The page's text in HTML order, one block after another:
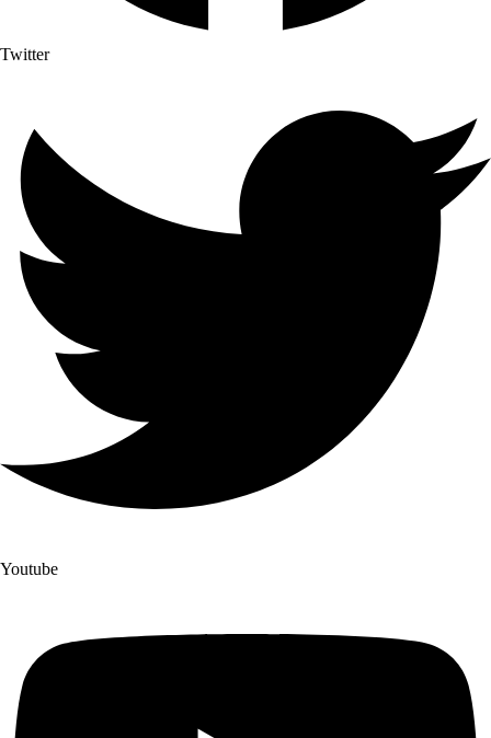
Twitter
Youtube